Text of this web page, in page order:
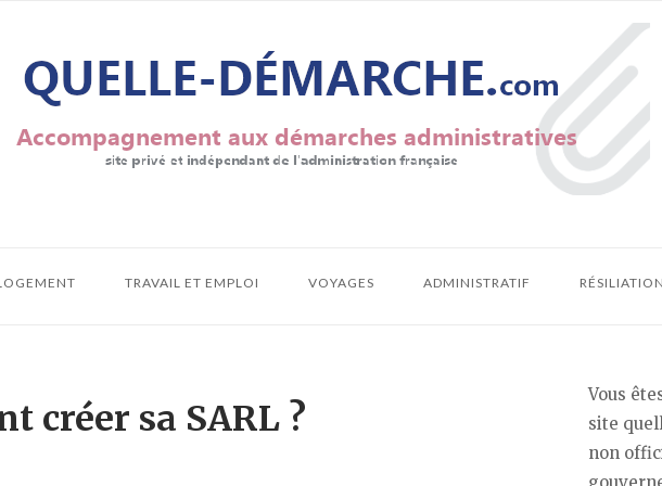
TRAVAIL ET EMPLOI VOYAGES ADMINISTRATIF RÉSILIATION
créer sa SARL ?
Vous
site
non